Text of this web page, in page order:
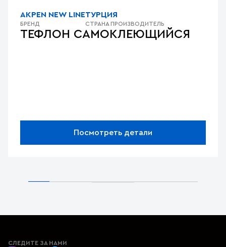
ТЕФЛОН САМОКЛЕЮЩИЙСЯ
AKPEN NEW LINE
БРЕНД
ТУРЦИЯ
СТРАНА ПРОИЗВОДИТЕЛЬ
Посмотреть детали
СЛЕДИТЕ ЗА НАМИ